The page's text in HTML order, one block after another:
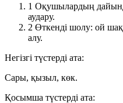
1 Оқушылардың
аудару.
2 Өткенді шолу: ой
алу.
Негізгі түстерді ата:
Сары, қызыл, көк.
Қосымша түстерді ата: